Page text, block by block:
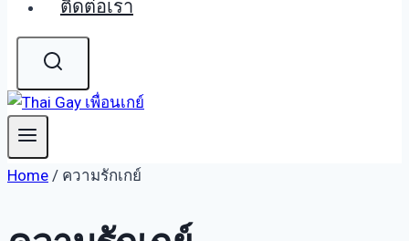
ติดต่อเรา
Home / ความรักเกย์